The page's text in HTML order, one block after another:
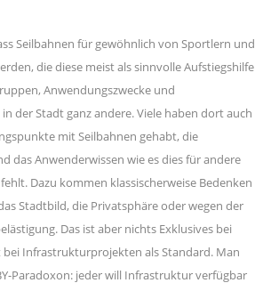
Seilbahnen für gewöhnlich von Sportlern und
die diese meist als sinnvolle Aufstiegshilfe
Anwendungszwecke und
der Stadt ganz andere. Viele haben dort auch
mit Seilbahnen gehabt, die
das Anwenderwissen wie es dies für andere
Dazu kommen klassischerweise Bedenken
Stadtbild, die Privatsphäre oder wegen der
Das ist aber nichts Exklusives bei
bei Infrastrukturprojekten als Standard. Man
Paradoxon: jeder will Infrastruktur verfügbar